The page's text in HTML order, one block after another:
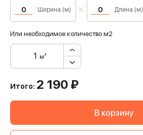
Ширина (м) Длина (м)
Или необходимое количество м2
м²
Итого: 2 190 ₽
В корзину